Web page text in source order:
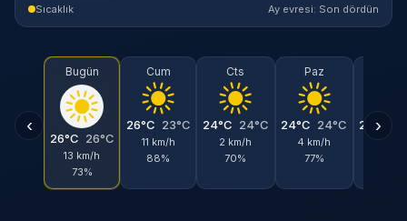
Sıcaklık Ay evresi: Son dördün
‹
Bugün
26°C 26°C
13 km/h
73%
Cum
26°C 23°C
11 km/h
88%
Cts
24°C 24°C
2 km/h
70%
Paz
24°C 24°C
4 km/h
77%
24°C
›